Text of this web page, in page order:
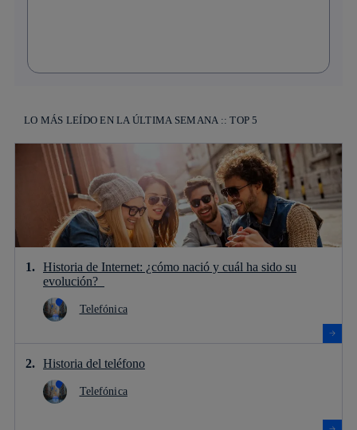
LO MÁS LEÍDO EN LA ÚLTIMA SEMANA :: TOP 5
Historia de Internet: ¿cómo nació y cuál ha sido su
evolución?
Telefónica
Historia del teléfono
Telefónica